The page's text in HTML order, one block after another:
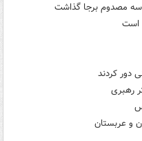
است
دور کردند
رهبری
و عربستان